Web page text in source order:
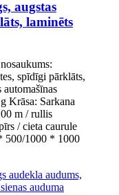
augstas
laminēts
spīdīgi pārklāts,
Krāsa: Sarkana
m / rullis
/ cieta caurule
500/1000 * 1000